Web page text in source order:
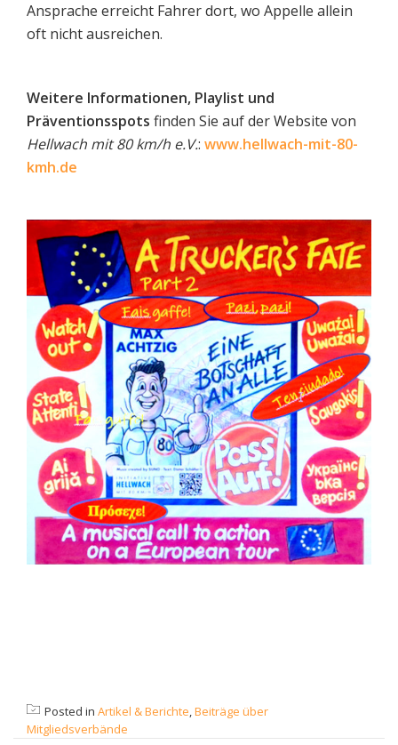
Ansprache erreicht Fahrer dort, wo Appelle allein
oft nicht ausreichen.
Weitere Informationen, Playlist und
Präventionsspots finden Sie auf der Website von
Hellwach mit 80 km/h e.V.: www.hellwach-mit-80-
kmh.de
Posted in Artikel & Berichte,Beiträge über
Mitgliedsverbände